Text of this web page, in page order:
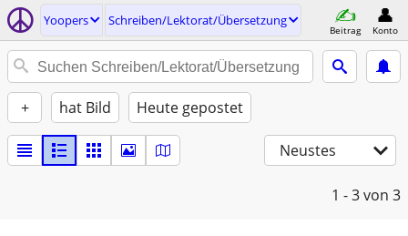
Yoopers Schreiben/Lektorat/Übersetzung
Beitrag Konto
+ hat Bild Heute gepostet
Neustes
1 - 3von 3